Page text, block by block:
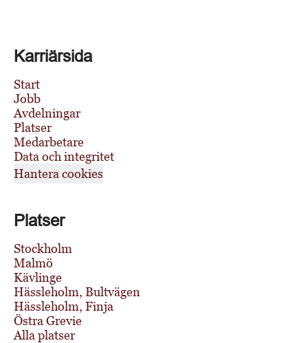
Karriärsida
Start
Jobb
Avdelningar
Platser
Medarbetare
Data och integritet
Hantera cookies
Platser
Stockholm
Malmö
Kävlinge
Hässleholm, Bultvägen
Hässleholm, Finja
Östra Grevie
Alla platser